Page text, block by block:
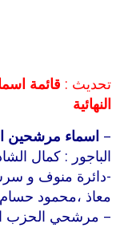
تحديث : قائمة
النهائية
– اسماء مرشحين الحزب
الباجور : كمال
-دائرة منوف و
معاذ ،محمود حسام
– مرشحي الحزب